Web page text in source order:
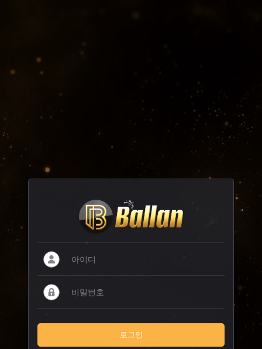
로그인